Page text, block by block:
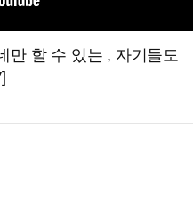
만 할 수 있는 , 자기들도